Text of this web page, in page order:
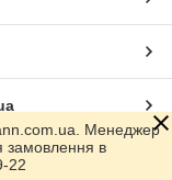
Менеджер
замовлення в
22